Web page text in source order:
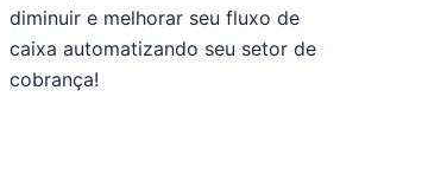
diminuir e melhorar seu fluxo de
caixa automatizando seu setor de
cobrança!